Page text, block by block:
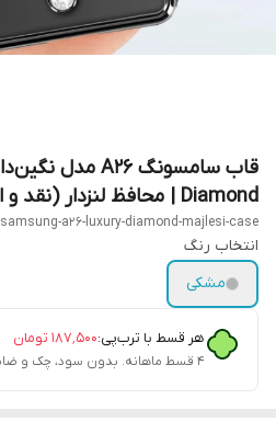
Diamond | محافظ لنزدار (نقد و اقساط)
samsung-a26-luxury-diamond-majlesi-case
انتخاب رنگ
مشکی
هر قسط با ترب‌پی:۱۸۷٬۵۰۰ تومان
۴ قسط ماهانه. بدون سود، چک و ضامن.